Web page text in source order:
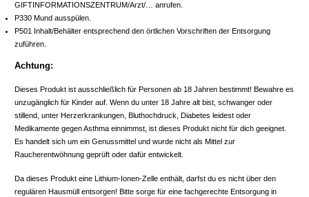
GIFTINFORMATIONSZENTRUM/Arzt/… anrufen.
P330 Mund ausspülen.
P501 Inhalt/Behälter entsprechend den örtlichen Vorschriften der Entsorgung
zuführen.
Achtung:
Dieses Produkt ist ausschließlich für Personen ab 18 Jahren bestimmt! Bewahre es
unzugänglich für Kinder auf. Wenn du unter 18 Jahre alt bist, schwanger oder
stillend, unter Herzerkrankungen, Bluthochdruck, Diabetes leidest oder
Medikamente gegen Asthma einnimmst, ist dieses Produkt nicht für dich geeignet.
Es handelt sich um ein Genussmittel und wurde nicht als Mittel zur
Raucherentwöhnung geprüft oder dafür entwickelt.
Da dieses Produkt eine Lithium-Ionen-Zelle enthält, darfst du es nicht über den
regulären Hausmüll entsorgen! Bitte sorge für eine fachgerechte Entsorgung in